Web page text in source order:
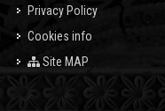
Privacy Policy
Cookies info
Site MAP